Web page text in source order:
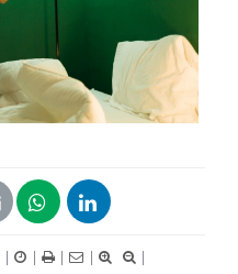
| | | |
|